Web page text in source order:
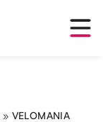
» VELOMANIA